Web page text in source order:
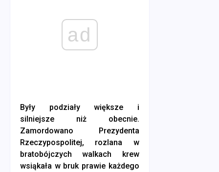
ad
Były podziały większe i
silniejsze niż obecnie.
Zamordowano Prezydenta
Rzeczypospolitej, rozlana w
bratobójczych walkach krew
wsiąkała w bruk prawie każdego